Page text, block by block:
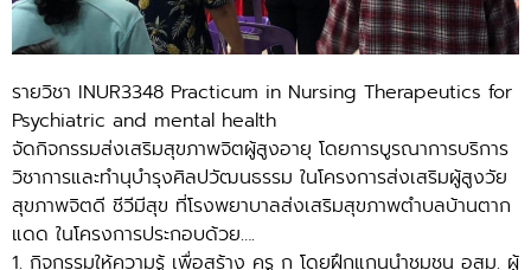
รายวิชา INUR3348 Practicum in Nursing Therapeutics for
Psychiatric and mental health
จัดกิจกรรมส่งเสริมสุขภาพจิตผู้สูงอายุ โดยการบูรณาการบริการ
วิชาการและทำนุบำรุงศิลปวัฒนธรรม ในโครงการส่งเสริมผู้สูงวัย
สุขภาพจิตดี ชีวีมีสุข ที่โรงพยาบาลส่งเสริมสุขภาพตำบลบ้านตาก
แดด ในโครงการประกอบด้วย….
1. กิจกรรมให้ความรู้ เพื่อสร้าง ครู ก โดยฝึกแกนนำชุมชน อสม. ผู้